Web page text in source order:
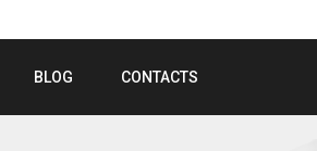
BLOG CONTACTS